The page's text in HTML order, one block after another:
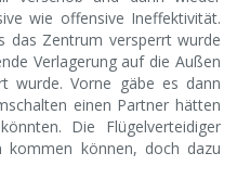
wie offensive Ineffektivität.
das Zentrum versperrt wurde
Verlagerung auf die Außen
wurde. Vorne gäbe es dann
einen Partner hätten
Die Flügelverteidiger
kommen können, doch dazu